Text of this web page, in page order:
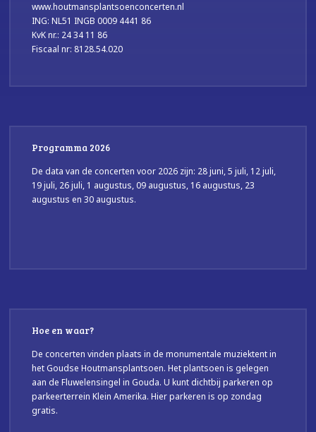
www.houtmansplantsoenconcerten.nl
ING: NL51 INGB 0009 4441 86
KvK nr.: 24 34 11 86
Fiscaal nr: 8128.54.020
Programma 2026
De data van de concerten voor 2026 zijn: 28 juni, 5 juli, 12 juli,
19 juli, 26 juli, 1 augustus, 09 augustus, 16 augustus, 23
augustus en 30 augustus.
Hoe en waar?
De concerten vinden plaats in de monumentale muziektent in
het Goudse Houtmansplantsoen. Het plantsoen is gelegen
aan de Fluwelensingel in Gouda. U kunt dichtbij parkeren op
parkeerterrein Klein Amerika. Hier parkeren is op zondag
gratis.